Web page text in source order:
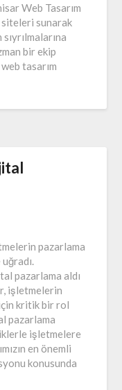
Web Tasarım
sunarak
bir ekip
tasarım
pazarlama
pazarlama aldı
işletmelerin
kritik bir rol
pazarlama
işletmelere
en önemli
konusunda